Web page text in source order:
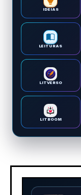
IDEIAS
LEITURAS
LITVERSO
LITBOOM